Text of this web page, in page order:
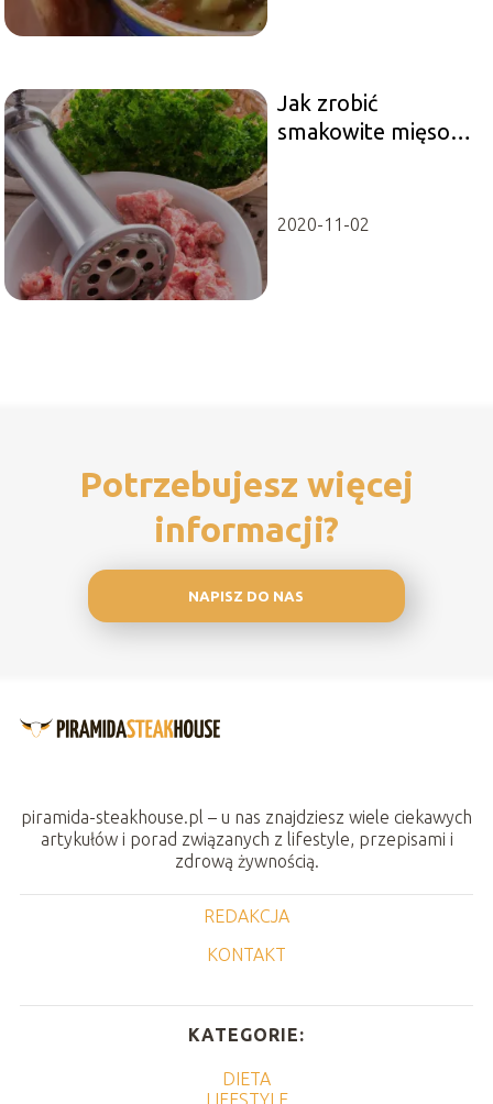
Jak zrobić
smakowite mięso
2020-11-02
Potrzebujesz więcej
informacji?
NAPISZ DO NAS
piramida-steakhouse.pl – u nas znajdziesz wiele ciekawych
artykułów i porad związanych z lifestyle, przepisami i
zdrową żywnością.
REDAKCJA
KONTAKT
KATEGORIE:
DIETA